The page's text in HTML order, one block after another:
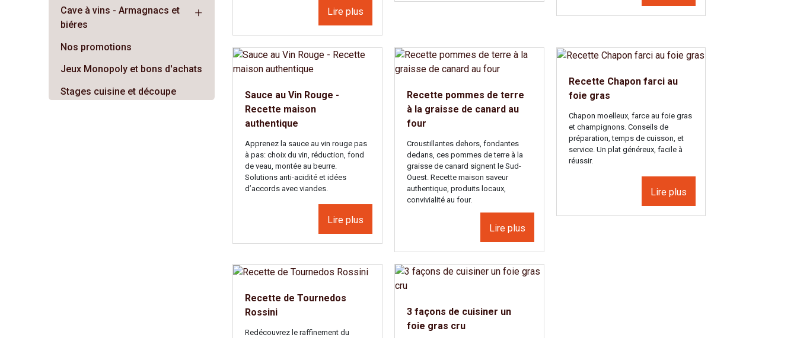
Cave à vins - Armagnacs et
biéres
Nos promotions
Jeux Monopoly et bons d'achats
Stages cuisine et découpe
Lire plus
Sauce au Vin Rouge -
Recette maison
authentique
Apprenez la sauce au vin rouge pas
à pas: choix du vin, réduction, fond
de veau, montée au beurre.
Solutions anti-acidité et idées
d’accords avec viandes.
Lire plus
Recette pommes de terre
à la graisse de canard au
four
Croustillantes dehors, fondantes
dedans, ces pommes de terre à la
graisse de canard signent le Sud-
Ouest. Recette maison saveur
authentique, produits locaux,
convivialité au four.
Lire plus
Recette Chapon farci au
foie gras
Chapon moelleux, farce au foie gras
et champignons. Conseils de
préparation, temps de cuisson, et
service. Un plat généreux, facile à
réussir.
Lire plus
Recette de Tournedos
Rossini
Redécouvrez le raffinement du
3 façons de cuisiner un
foie gras cru